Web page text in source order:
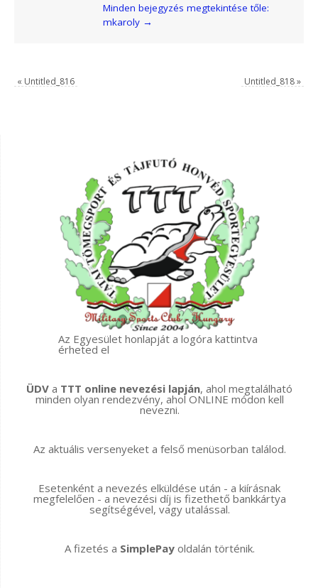
Minden bejegyzés megtekintése tőle:
mkaroly →
« Untitled_816 Untitled_818»
Az Egyesület honlapját a logóra kattintva
érheted el
ÜDV a TTT online nevezési lapján, ahol megtalálható
minden olyan rendezvény, ahol ONLINE módon kell
nevezni.
Az aktuális versenyeket a felső menüsorban találod.
Esetenként a nevezés elküldése után - a kiírásnak
megfelelően - a nevezési díj is fizethető bankkártya
segítségével, vagy utalással.
A fizetés a SimplePayoldalán történik.